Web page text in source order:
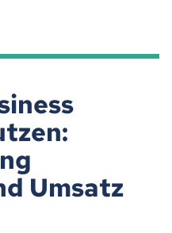
Umsatz